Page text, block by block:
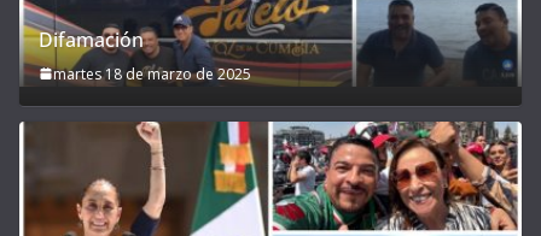
Difamación
martes 18 de marzo de 2025